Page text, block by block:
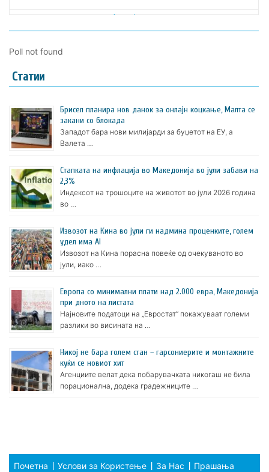
Poll not found
Статии
Брисел планира нов данок за онлајн коцкање, Малта се
закани со блокада
Западот бара нови милијарди за буџетот на ЕУ, а
Валета …
Стапката на инфлација во Македонија во јули забави на
2,3%
Индексот на трошоците на животот во јули 2026 година
во …
Извозот на Кина во јули ги надмина проценките, голем
удел има AI
Извозот на Кина порасна повеќе од очекуваното во
јули, иако …
Европа со минимални плати над 2.000 евра, Македонија
при дното на листата
Најновите податоци на „Евростат“ покажуваат големи
разлики во висината на …
Никој не бара голем стан – гарсониерите и монтажните
куќи се новиот хит
Агенциите велат дека побарувачката никогаш не била
порационална, додека градежниците …
Почетна Услови за Користење За Нас Прашања